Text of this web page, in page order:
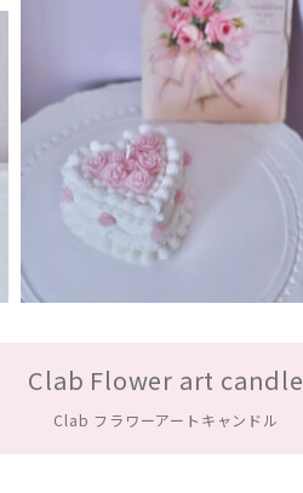
Clab Flower art candle
Clab フラワーアートキャンドル